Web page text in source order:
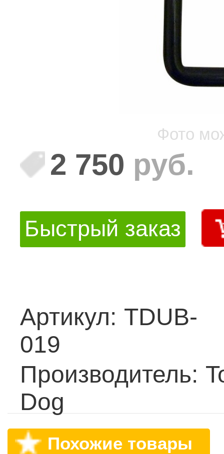
2 750 руб.
Быстрый заказ
Артикул: TDUB-
019
Производитель:
Dog
Фото
Похожие товары